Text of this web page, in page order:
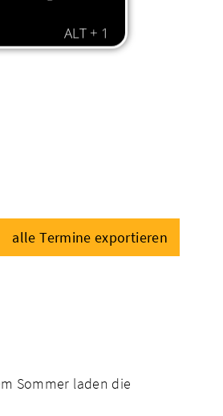
alle Termine exportieren
Sommer laden die